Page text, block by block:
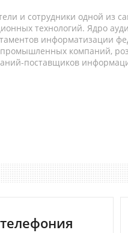
и сотрудники одной из
технологий. Ядро
информатизации
промышленных компаний,
поставщиков